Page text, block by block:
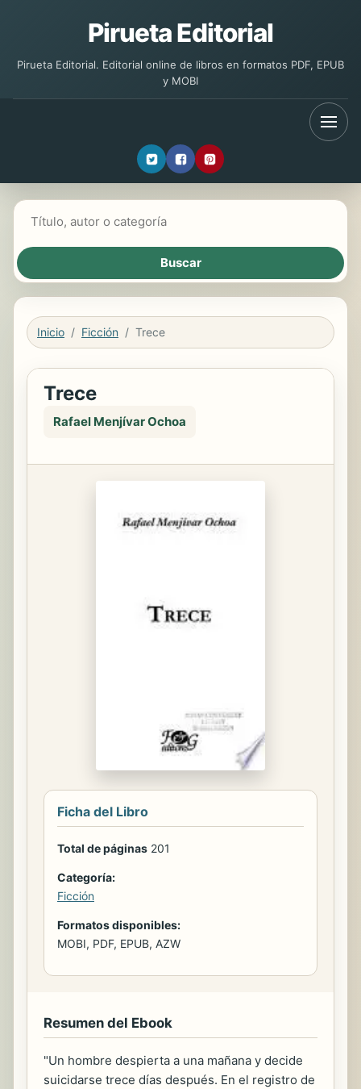
Pirueta Editorial
Pirueta Editorial. Editorial online de libros en formatos PDF, EPUB
y MOBI
Inicio Ficción Trece
Trece
Rafael Menjívar Ochoa
Ficha del Libro
Total de páginas 201
Categoría:
Ficción
Formatos disponibles:
MOBI, PDF, EPUB, AZW
Resumen del Ebook
"Un hombre despierta a una mañana y decide
suicidarse trece días después. En el registro de